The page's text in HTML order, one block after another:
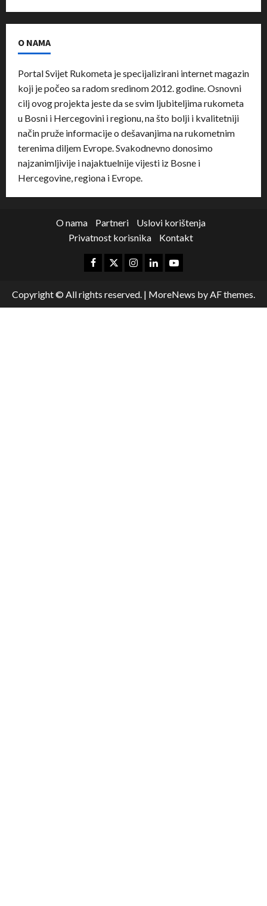
O NAMA
Portal Svijet Rukometa je specijalizirani internet magazin
koji je počeo sa radom sredinom 2012. godine. Osnovni
cilj ovog projekta jeste da se svim ljubiteljima rukometa
u Bosni i Hercegovini i regionu, na što bolji i kvalitetniji
način pruže informacije o dešavanjima na rukometnim
terenima diljem Evrope. Svakodnevno donosimo
najzanimljivije i najaktuelnije vijesti iz Bosne i
Hercegovine, regiona i Evrope.
O nama Partneri
Uslovi korištenja
Privatnost korisnika
Kontakt
Copyright © All rights reserved. | MoreNews by AF themes.